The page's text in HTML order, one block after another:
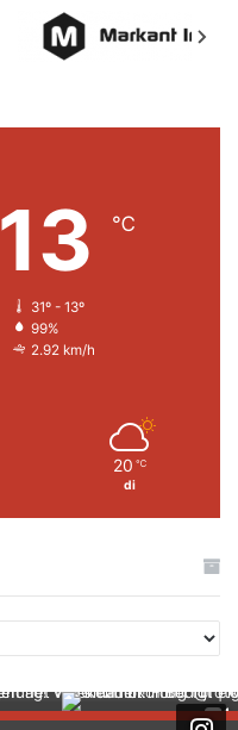
13 ℃
31º - 13º
99%
2.92 km/h
20 ℃
di